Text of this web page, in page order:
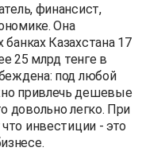
финансист,
Она
Казахстана 17
25 млрд тенге в
под любой
привлечь дешевые
довольно легко. При
инвестиции - это